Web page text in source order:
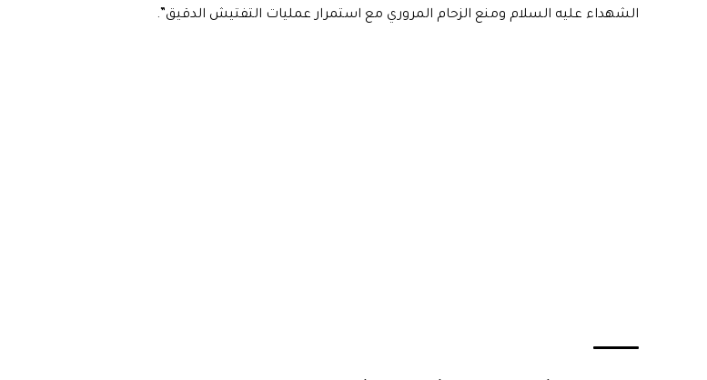
الشهداء عليه السلام ومنع الزحام المروري مع استمرار عمليات التفتيش الدقيق”.